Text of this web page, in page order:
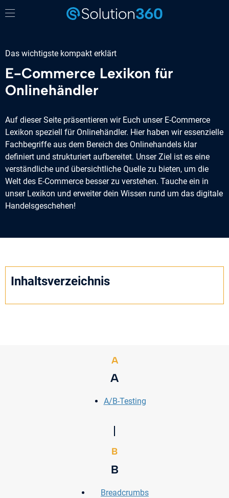
Das wichtigste kompakt erklärt
E-Commerce Lexikon für
Onlinehändler
Auf dieser Seite präsentieren wir Euch unser E-Commerce
Lexikon speziell für Onlinehändler. Hier haben wir essenzielle
Fachbegriffe aus dem Bereich des Onlinehandels klar
definiert und strukturiert aufbereitet. Unser Ziel ist es eine
verständliche und übersichtliche Quelle zu bieten, um die
Welt des E-Commerce besser zu verstehen. Tauche ein in
unser Lexikon und erweiter dein Wissen rund um das digitale
Handelsgeschehen!
Inhaltsverzeichnis
A
A
A/B-Testing
B
B
Breadcrumbs